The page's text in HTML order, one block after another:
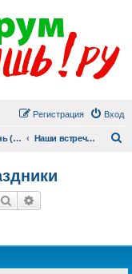
Вход
Регистрация
Наша жизнь (не всё же о суициде!) Наши встречи в реале и праздники
Поиск